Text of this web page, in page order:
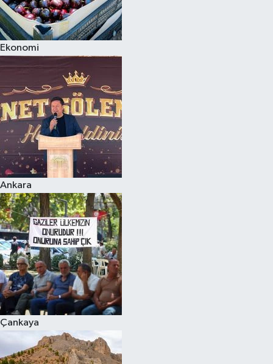
Ekonomi
Ankara
Çankaya